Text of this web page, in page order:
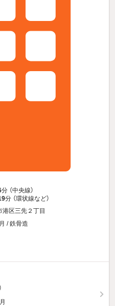
分 （中央線）
分 （環状線など）
港区三先２丁目
/ 鉄骨造